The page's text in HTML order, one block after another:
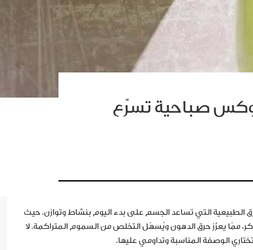
صباحية تسرّع
الطبيعية التي تساعد الجسم على بدء اليوم بنشاط وتوازن. حيث
ممّا يعزّز حرق الدهون ويُسهّل التخلص من السموم المتراكمة. لا
الوصفة المناسبة وتداومي عليها.